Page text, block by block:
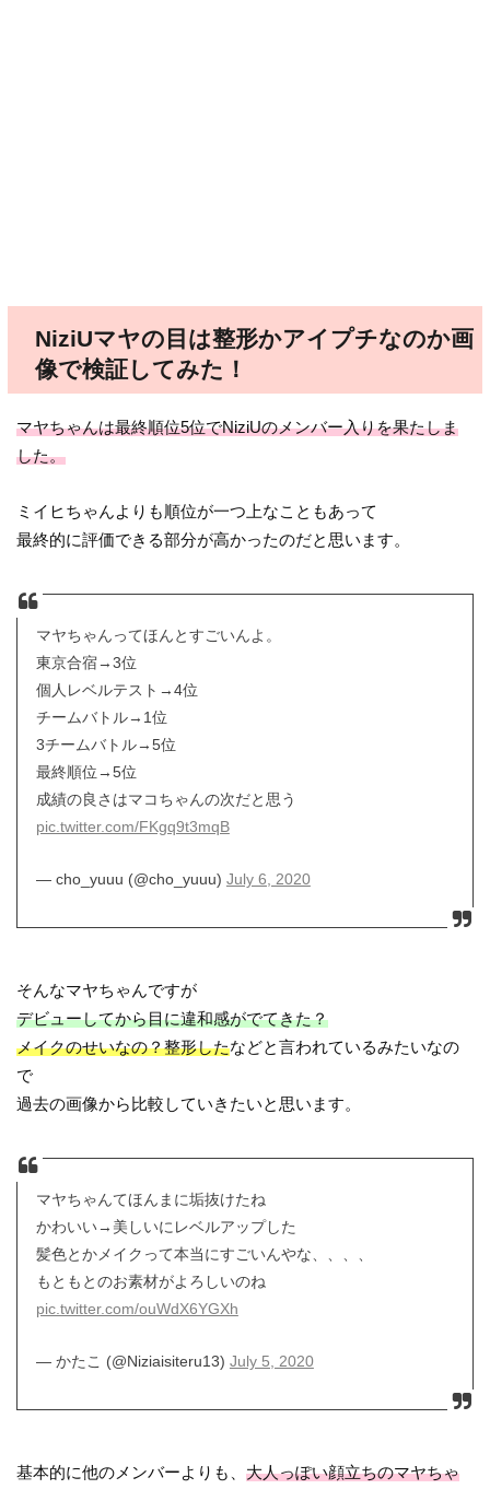
NiziUマヤの目は整形かアイプチなのか画
像で検証してみた！
マヤちゃんは最終順位5位でNiziUのメンバー入りを果たしま
した。
ミイヒちゃんよりも順位が一つ上なこともあって
最終的に評価できる部分が高かったのだと思います。
マヤちゃんってほんとすごいんよ。
東京合宿→3位
個人レベルテスト→4位
チームバトル→1位
3チームバトル→5位
最終順位→5位
成績の良さはマコちゃんの次だと思う
pic.twitter.com/FKgq9t3mqB
— cho_yuuu (@cho_yuuu) July 6, 2020
そんなマヤちゃんですが
デビューしてから目に違和感がでてきた？
メイクのせいなの？整形したなどと言われているみたいなの
で
過去の画像から比較していきたいと思います。
マヤちゃんてほんまに垢抜けたね
かわいい→美しいにレベルアップした
髪色とかメイクって本当にすごいんやな、、、、
もともとのお素材がよろしいのね
pic.twitter.com/ouWdX6YGXh
— かたこ (@Niziaisiteru13) July 5, 2020
基本的に他のメンバーよりも、大人っぽい顔立ちのマヤちゃ